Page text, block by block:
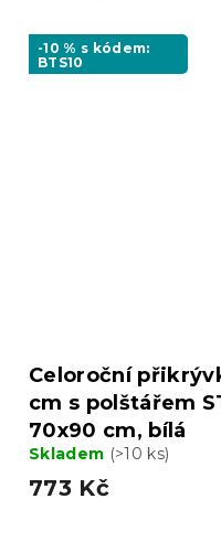
-10 % s kódem:
BTS10
Celoroční
cm s polštářem
70x90 cm, bílá
Skladem (>10 ks)
773 Kč